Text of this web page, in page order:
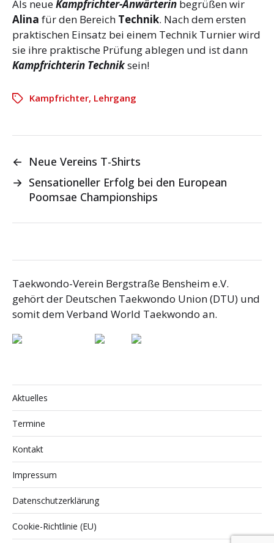
Als neueKampfrichter-Anwärterin begrüßen wir
Alina für den Bereich Technik. Nach dem ersten
praktischen Einsatz bei einem Technik Turnier wird
sie ihre praktische Prüfung ablegen und ist dann
Kampfrichterin Techniksein!
Kampfrichter, Lehrgang
← Neue Vereins T-Shirts
→ Sensationeller Erfolg bei den European
Poomsae Championships
Taekwondo-Verein Bergstraße Bensheim e.V.
gehört der Deutschen Taekwondo Union (DTU) und
somit dem Verband World Taekwondo an.
Aktuelles
Termine
Kontakt
Impressum
Datenschutzerklärung
Cookie-Richtlinie (EU)